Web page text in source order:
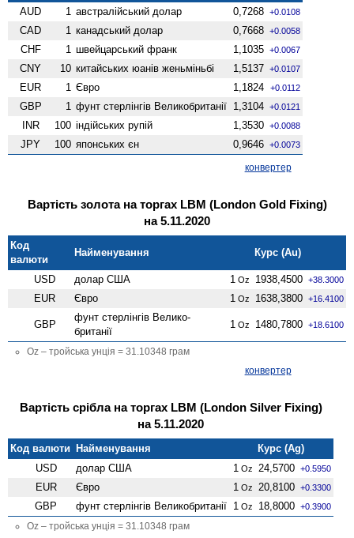
AUD 1 австралійський долар 0,7268 +0.0108
CAD 1 канадський долар 0,7668 +0.0058
CHF 1 швейцарський франк 1,1035 +0.0067
CNY 10 китайських юанів женьмiньбi 1,5137 +0.0107
EUR 1 Євро 1,1824 +0.0112
GBP 1 фунт стерлінгів Велико­британії 1,3104 +0.0121
INR 100 індійських рупій 1,3530 +0.0088
JPY 100 японських єн 0,9646 +0.0073
конвертер
Вартість золота на торгах LBM (London Gold Fixing)
на 5.11.2020
Код
валюти
Найменування Курс (Au)
USD долар США 1 Oz 1938,4500 +38.3000
EUR Євро 1 Oz 1638,3800 +16.4100
GBP
фунт стерлінгів Велико­
британії
1 Oz 1480,7800 +18.6100
Oz – тройська унція = 31.10348 грам
конвертер
Вартість срібла на торгах LBM (London Silver Fixing)
на 5.11.2020
Код валюти Найменування
Курс (Ag)
USD
долар США 1 Oz 24,5700 +0.5950
EUR Євро 1 Oz 20,8100 +0.3300
GBP фунт стерлінгів Велико­британії 1 Oz 18,8000 +0.3900
Oz – тройська унція = 31.10348 грам